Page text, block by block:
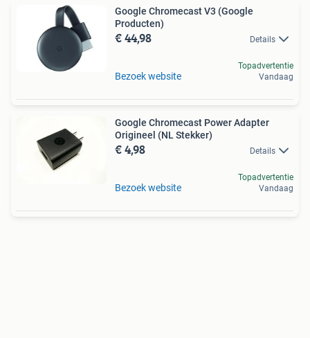
Google Chromecast V3 (Google
Producten)
€ 44,98 Details
Bezoek website
Topadvertentie
Vandaag
Google Chromecast Power Adapter
Origineel (NL Stekker)
€ 4,98 Details
Bezoek website
Topadvertentie
Vandaag